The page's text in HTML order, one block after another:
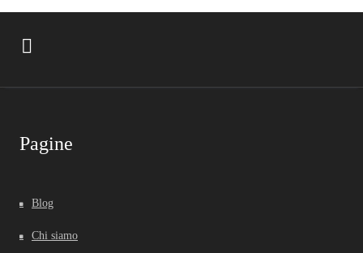
Pagine
Blog
Chi siamo